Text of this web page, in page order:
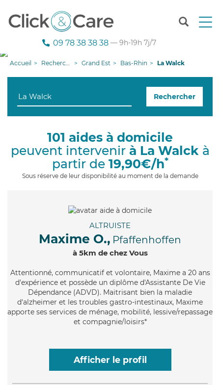
T
n
g
i
09 78 38 38 38 — 9h-19h 7j/7
Accueil Recherche aide à domicile Grand Est Bas-Rhin La Walck
Rechercher
101 aides à domicile
peuvent intervenir à La Walckà
partir de 19,90€/h*
Sous réserve de leur disponibilité au moment de la demande
ALTRUISTE
Maxime O., Pfaffenhoffen
à 5km de chez Vous
Attentionné, communicatif et volontaire, Maxime a 20 ans
d'expérience et possède un diplôme d'Assistante De Vie
Dépendance (ADVD). Maitrisant bien la maladie
d'alzheimer et les troubles gastro-intestinaux, Maxime
apporte ses services de ménage, mobilité, lessive/repassage
et compagnie/loisirs*
Afficher le profil